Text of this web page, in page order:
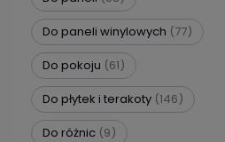
Do paneli winylowych (77)
Do pokoju (61)
Do płytek i terakoty (146)
Do różnic (9)